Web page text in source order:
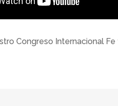
Congreso Internacional